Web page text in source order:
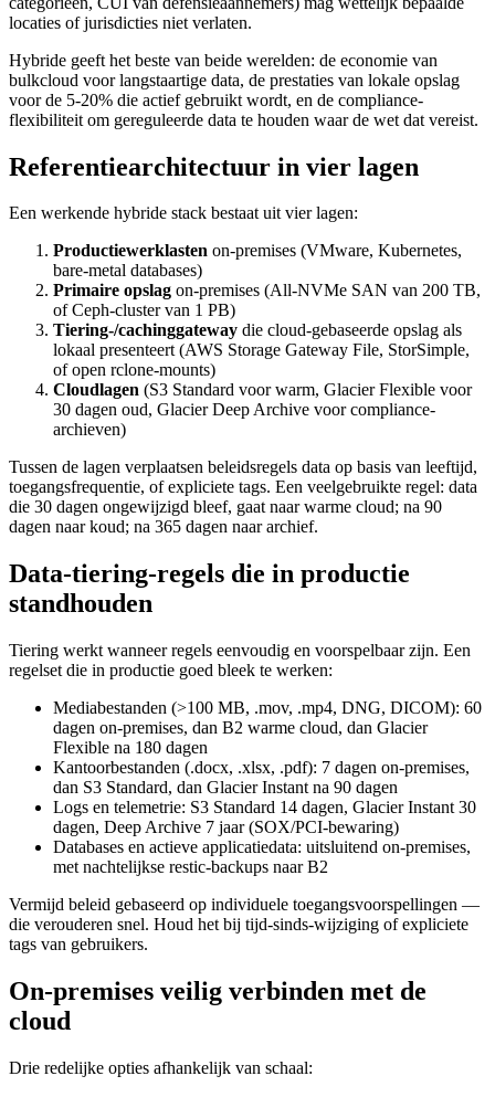
locaties of jurisdicties niet verlaten.
Hybride geeft het beste van beide werelden: de economie van
bulkcloud voor langstaartige data, de prestaties van lokale opslag
voor de 5-20% die actief gebruikt wordt, en de compliance-
flexibiliteit om gereguleerde data te houden waar de wet dat vereist.
Referentiearchitectuur in vier lagen
Een werkende hybride stack bestaat uit vier lagen:
Productiewerklasten on-premises (VMware, Kubernetes,
bare-metal databases)
Primaire opslag on-premises (All-NVMe SAN van 200 TB,
of Ceph-cluster van 1 PB)
Tiering-/cachinggateway die cloud-gebaseerde opslag als
lokaal presenteert (AWS Storage Gateway File, StorSimple,
of open rclone-mounts)
Cloudlagen (S3 Standard voor warm, Glacier Flexible voor
30 dagen oud, Glacier Deep Archive voor compliance-
archieven)
Tussen de lagen verplaatsen beleidsregels data op basis van leeftijd,
toegangsfrequentie, of expliciete tags. Een veelgebruikte regel: data
die 30 dagen ongewijzigd bleef, gaat naar warme cloud; na 90
dagen naar koud; na 365 dagen naar archief.
Data-tiering-regels die in productie
standhouden
Tiering werkt wanneer regels eenvoudig en voorspelbaar zijn. Een
regelset die in productie goed bleek te werken:
Mediabestanden (>100 MB, .mov, .mp4, DNG, DICOM): 60
dagen on-premises, dan B2 warme cloud, dan Glacier
Flexible na 180 dagen
Kantoorbestanden (.docx, .xlsx, .pdf): 7 dagen on-premises,
dan S3 Standard, dan Glacier Instant na 90 dagen
Logs en telemetrie: S3 Standard 14 dagen, Glacier Instant 30
dagen, Deep Archive 7 jaar (SOX/PCI-bewaring)
Databases en actieve applicatiedata: uitsluitend on-premises,
met nachtelijkse restic-backups naar B2
Vermijd beleid gebaseerd op individuele toegangsvoorspellingen —
die verouderen snel. Houd het bij tijd-sinds-wijziging of expliciete
tags van gebruikers.
On-premises veilig verbinden met de
cloud
Drie redelijke opties afhankelijk van schaal: